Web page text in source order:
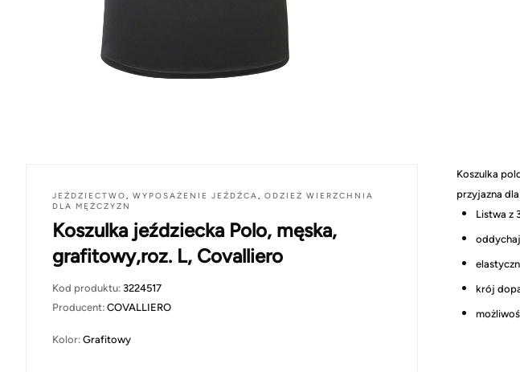
JEŹDZIECTWO, WYPOSAŻENIE JEŹDŹCA, ODZIEŻ WIERZCHNIA
DLA MĘŻCZYZN
Koszulka jeździecka Polo, męska,
grafitowy,roz. L, Covalliero
Kod produktu: 3224517
Producent: COVALLIERO
Kolor: Grafitowy
Koszulka
przyjazna
Listwa z
krój